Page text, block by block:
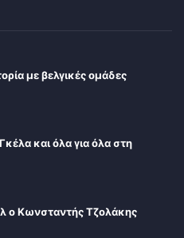
με βελγικές ομάδες
και όλα για όλα στη
ο Κωνσταντής Τζολάκης